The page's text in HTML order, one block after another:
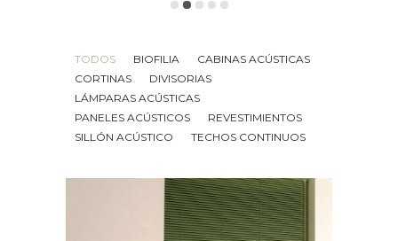
TODOS BIOFILIA
CABINAS ACÚSTICAS
CORTINAS
DIVISORIAS
LÁMPARAS ACÚSTICAS
PANELES ACÚSTICOS
REVESTIMIENTOS
SILLÓN ACÚSTICO
TECHOS CONTINUOS